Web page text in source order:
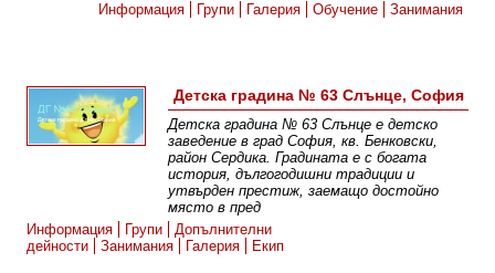
Информация
Групи Галерия Обучение Занимания
Детска градина № 63 Слънце, София
Детска градина № 63 Слънце е детско
заведение в град София, кв. Бенковски,
район Сердика. Градината е с богата
история, дългогодишни традиции и
утвърден престиж, заемащо достойно
място в пред
Информация
Групи
Допълнителни
дейности
Занимания Галерия Екип